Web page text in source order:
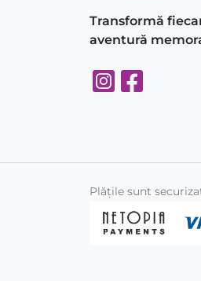
Transformă
aventură
Plățile sunt